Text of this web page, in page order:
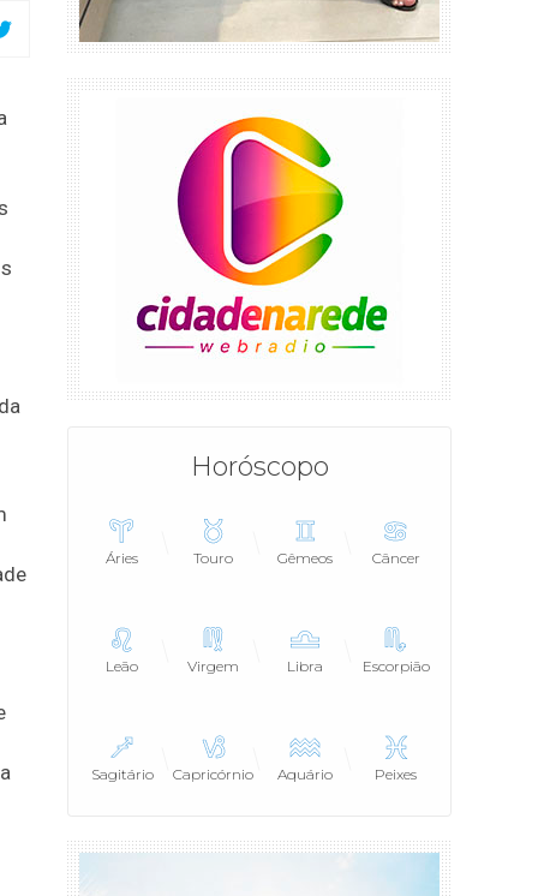
Horóscopo
Áries Touro Gêmeos Câncer
Leão Virgem Libra Escorpião
Sagitário Capricórnio Aquário Peixes